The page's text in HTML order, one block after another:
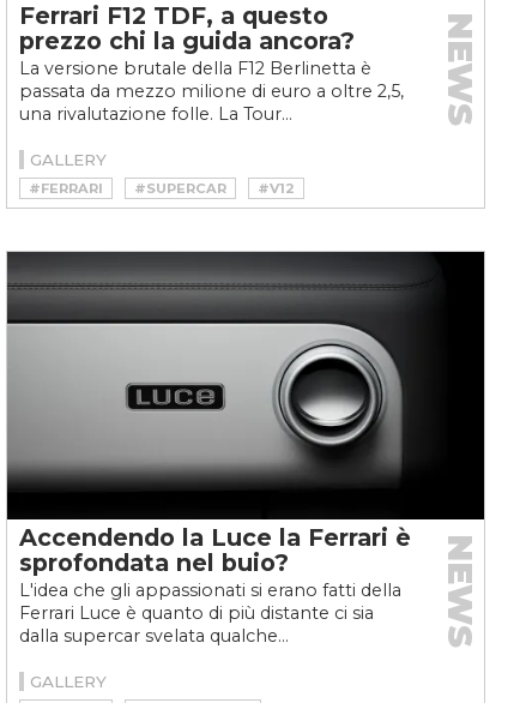
Ferrari F12 TDF, a questo
prezzo chi la guida ancora?
La versione brutale della F12 Berlinetta è
passata da mezzo milione di euro a oltre 2,5,
una rivalutazione folle. La Tour...
NEWS
GALLERY
#FERRARI #SUPERCAR #V12
Accendendo la Luce la Ferrari è
sprofondata nel buio?
L'idea che gli appassionati si erano fatti della
Ferrari Luce è quanto di più distante ci sia
dalla supercar svelata qualche...
NEWS
GALLERY